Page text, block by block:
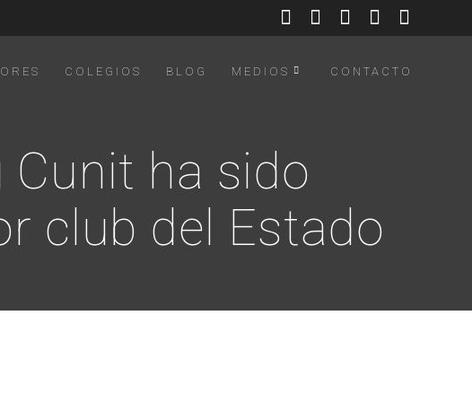
COLEGIOS BLOG MEDIOS CONTACTO
Cunit ha sido
club del Estado